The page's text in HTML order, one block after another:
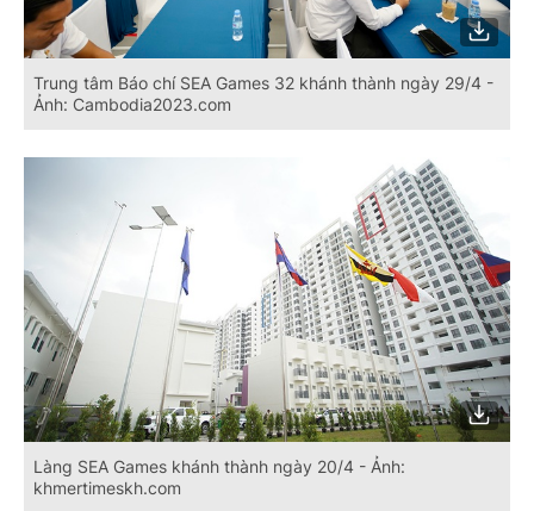
Trung tâm Báo chí SEA Games 32 khánh thành ngày 29/4 -
Ảnh: Cambodia2023.com
Làng SEA Games khánh thành ngày 20/4 - Ảnh:
khmertimeskh.com